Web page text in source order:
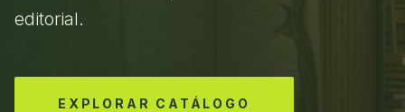
editorial.
EXPLORAR CATÁLOGO